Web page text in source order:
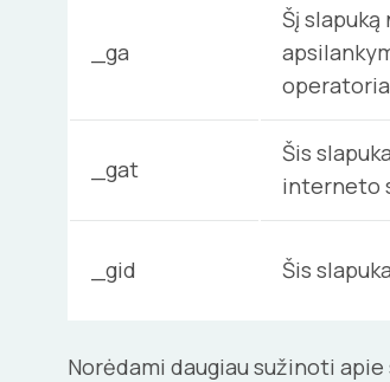
_ga
Šį
_gat
Šis
interneto
_gid Šis
Norėdami daugiau sužinoti